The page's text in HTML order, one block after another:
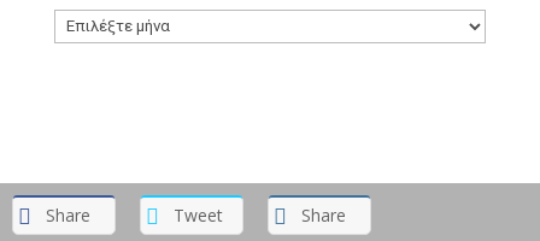
Αρχείο
Share Tweet Share